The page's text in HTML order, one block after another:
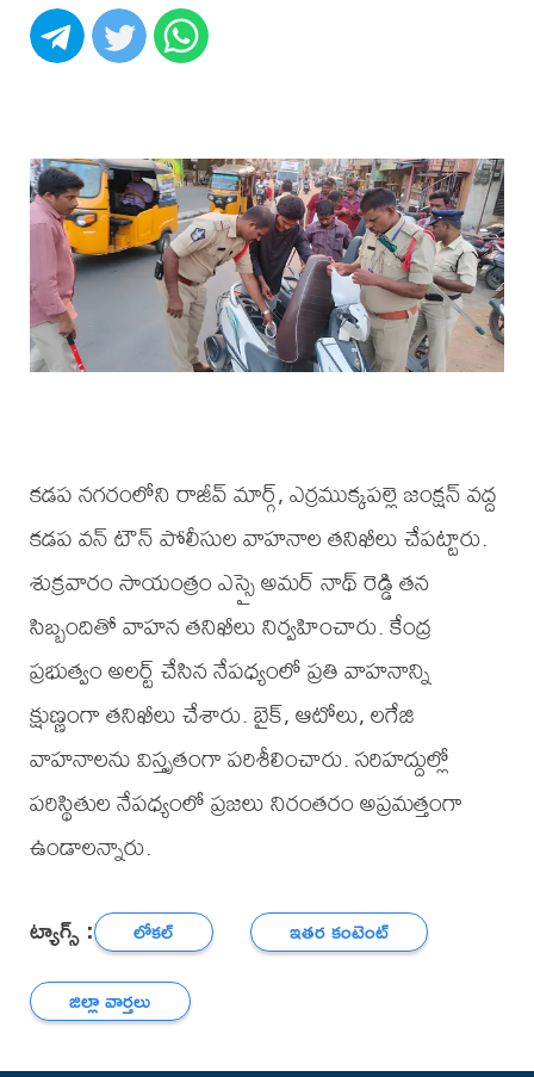
కడప నగరంలోని రాజీవ్ మార్గ్, ఎర్రముక్కపల్లె జంక్షన్ వద్ద
కడప వన్ టౌన్ పోలీసుల వాహనాల తనిఖీలు చేపట్టారు.
శుక్రవారం సాయంత్రం ఎస్సై అమర్ నాథ్ రెడ్డి తన
సిబ్బందితో వాహన తనిఖీలు నిర్వహించారు. కేంద్ర
ప్రభుత్వం అలర్ట్ చేసిన నేపధ్యంలో ప్రతి వాహనాన్ని
క్షుణ్ణంగా తనిఖీలు చేశారు. బైక్, ఆటోలు, లగేజి
వాహనాలను విస్తృతంగా పరిశీలించారు. సరిహద్దుల్లో
పరిస్థితుల నేపధ్యంలో ప్రజలు నిరంతరం అప్రమత్తంగా
ఉండాలన్నారు.
ట్యాగ్స్ : లోకల్
ఇతర కంటెంట్
జిల్లా వార్తలు